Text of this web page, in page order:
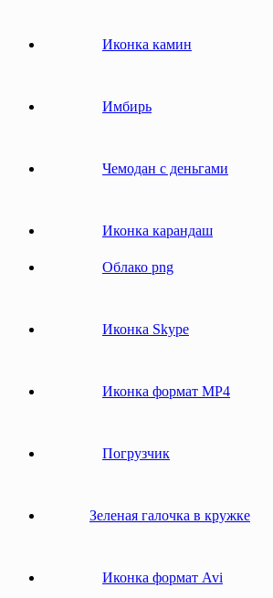
Иконка камин
Имбирь
Чемодан с деньгами
Иконка карандаш
Облако png
Иконка Skype
Иконка формат MP4
Погрузчик
Зеленая галочка в кружке
Иконка формат Avi